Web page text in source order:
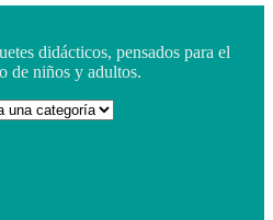
didácticos, pensados para el
de niños y adultos.